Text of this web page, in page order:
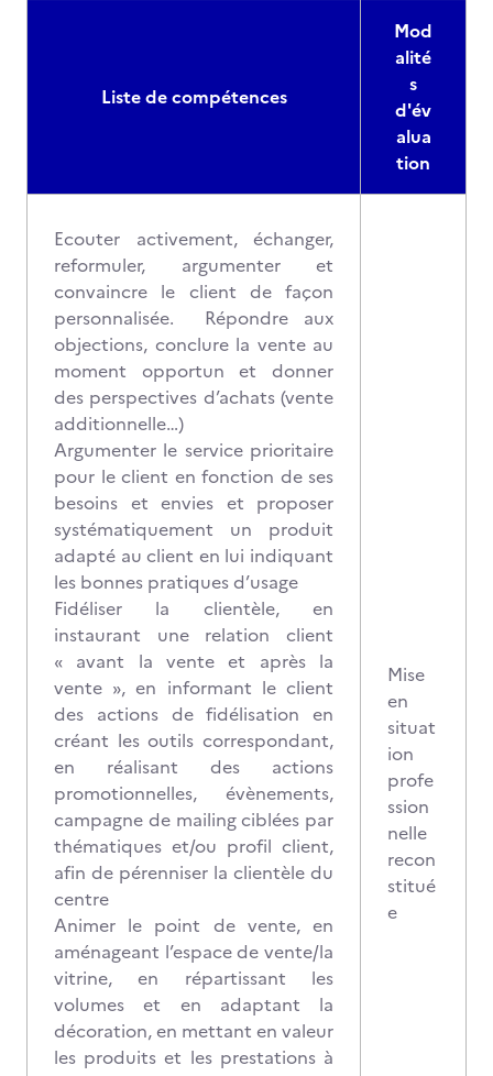
Liste de compétences
Mod
alité
s
d'év
alua
tion
Ecouter activement, échanger,
reformuler, argumenter et
convaincre le client de façon
personnalisée. Répondre aux
objections, conclure la vente au
moment opportun et donner
des perspectives d’achats (vente
additionnelle…)
Argumenter le service prioritaire
pour le client en fonction de ses
besoins et envies et proposer
systématiquement un produit
adapté au client en lui indiquant
les bonnes pratiques d’usage
Fidéliser la clientèle, en
instaurant une relation client
« avant la vente et après la
vente », en informant le client
des actions de fidélisation en
créant les outils correspondant,
en réalisant des actions
promotionnelles, évènements,
campagne de mailing ciblées par
thématiques et/ou profil client,
afin de pérenniser la clientèle du
centre
Animer le point de vente, en
aménageant l’espace de vente/la
vitrine, en répartissant les
volumes et en adaptant la
décoration, en mettant en valeur
les produits et les prestations à
Mise
en
situat
ion
profe
ssion
nelle
recon
stitué
e